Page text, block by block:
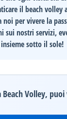
il beach volley
per vivere la
sui nostri servizi,
sotto il sole!
Volley,